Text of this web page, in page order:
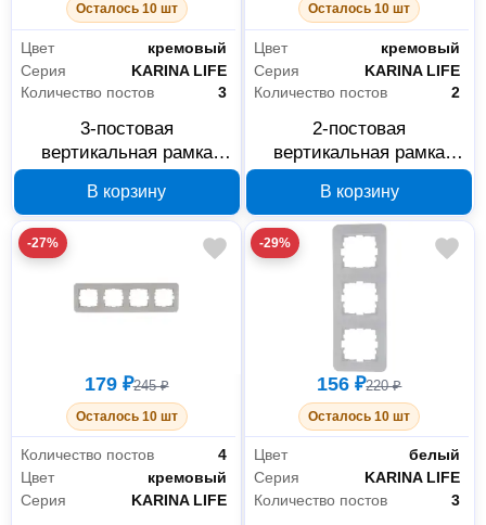
Осталось 10 шт
Цвет
кремовый
Серия
KARINA LIFE
Количество постов
3
3-постовая
вертикальная рамка
кремовая 708-0300-153
В корзину
Осталось 10 шт
Цвет
кремовый
Серия
KARINA LIFE
Количество постов
2
2-постовая
вертикальная рамка
кремовая 708-0300-152
В корзину
-27%
179 ₽245 ₽
Осталось 10 шт
Количество постов
4
Цвет
кремовый
Серия
KARINA LIFE
-29%
156 ₽220 ₽
Осталось 10 шт
Цвет
белый
Серия
KARINA LIFE
Количество постов
3